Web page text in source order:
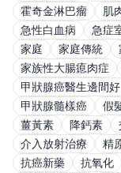
霍奇金淋巴瘤
肌
急性白血病
急症
家庭
家庭傳統
家族性大腸瘜肉症
甲狀腺癌醫生邊間好
甲狀腺髓樣癌
假
薑黃素
降鈣素
介入放射治療
精
抗癌新藥
抗氧化